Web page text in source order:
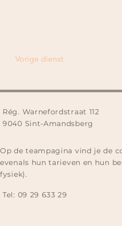
Vorige dienst
Rég. Warnefordstraat 112
9040 Sint-Amandsberg
Op de teampagina vind je de
evenals hun tarieven en hun
fysiek).
Tel: 09 29 633 29​